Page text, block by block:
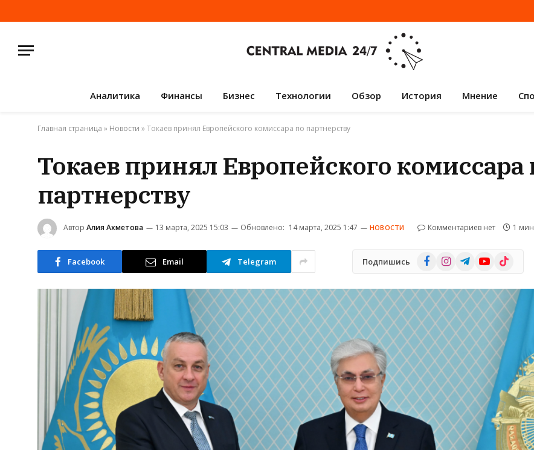
Аналитика Финансы Бизнес Технологии Обзор История Мнение
Главная страница » Новости »Токаев принял Европейского комиссара по партнерству
Токаев принял Европейского комиссара
партнерству
Автор Алия Ахметова 13 марта, 2025 15:03 Обновлено: 14 марта, 2025 1:47 НОВОСТИ Комментариев нет 1
Facebook Email Telegram Подпишись FacebookInstagramTelegramYouTube
TikTok